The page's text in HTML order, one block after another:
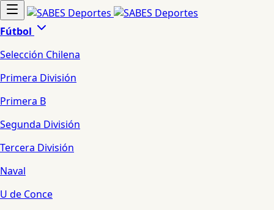
Fútbol
Selección Chilena
Primera División
Primera B
Segunda División
Tercera División
Naval
U de Conce